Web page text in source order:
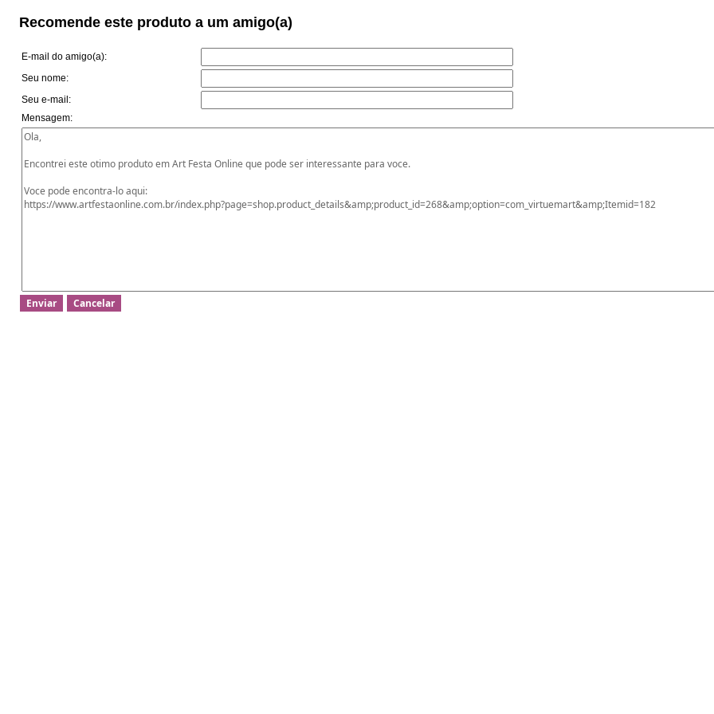
Recomende este produto a um amigo(a)
E-mail do amigo(a):
Seu nome:
Seu e-mail:
Mensagem: